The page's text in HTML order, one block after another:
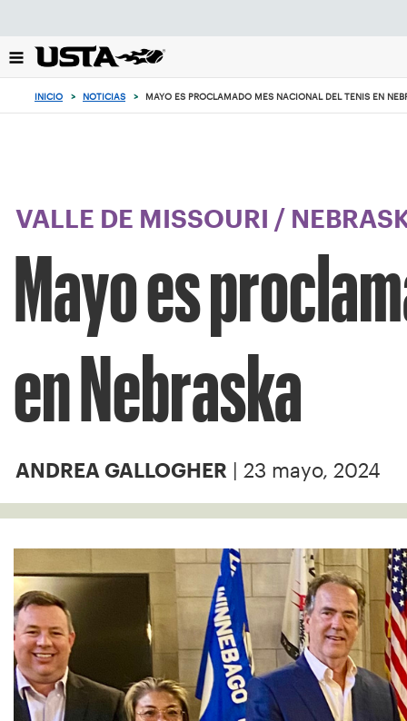
el
botón
INICIO > NOTICIAS > MAYO ES PROCLAMADO MES NACIONAL DEL TENIS EN
VALLE DE MISSOURI /
Mayo es
en Nebraska
ANDREA GALLOGHER | 23 mayo, 2024